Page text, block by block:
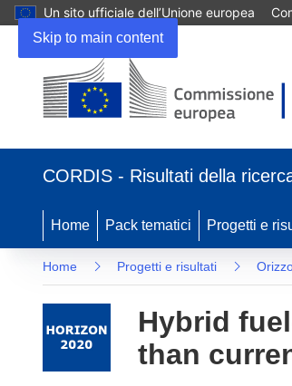
Skip to main content
Un sito ufficiale dell’Unione europea
in
nuova
finestra)
CORDIS - Risultati della
Home Pack tematici Progetti e
Home Progetti e risultati
Hybrid
than